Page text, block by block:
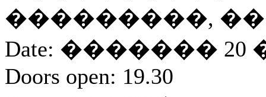
���������,
Date: ������� 20
Doors open: 19.30